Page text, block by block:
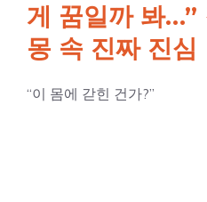
게 꿈일까 봐…”
몽 속 진짜 진심
“이 몸에 갇힌 건가?”